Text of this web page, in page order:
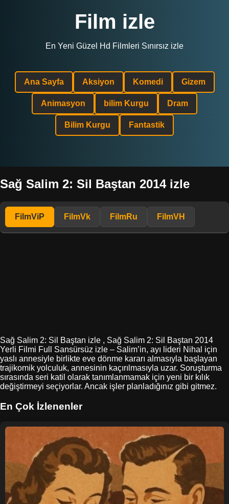
Film izle
En Yeni Güzel Hd Filmleri Sınırsız izle
Ana Sayfa Aksiyon Komedi Gizem
Animasyon bilim Kurgu Dram
Bilim Kurgu Fantastik
Sağ Salim 2: Sil Baştan 2014 izle
FilmViP FilmVk FilmRu FilmVH
Sağ Salim 2: Sil Baştan izle , Sağ Salim 2: Sil Baştan 2014
Yerli Filmi Full Sansürsüz izle – Salim’in, ayı lideri Nihal için
yaslı annesiyle birlikte eve dönme kararı almasıyla başlayan
trajikomik yolculuk, annesinin kaçırılmasıyla uzar. Soruşturma
sırasında seri katil olarak tanımlanmamak için yeni bir kılık
değiştirmeyi seçiyorlar. Ancak işler planladığınız gibi gitmez.
En Çok İzlenenler